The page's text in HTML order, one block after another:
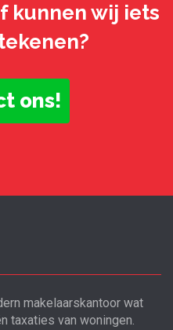
kunnen wij iets
ons!
makelaarskantoor wat
taxaties van woningen.